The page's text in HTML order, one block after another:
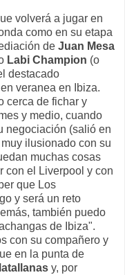
volverá a jugar en
como en su etapa
de Juan Mesa
Labi Champion (o
destacado
veranea en Ibiza.
cerca de fichar y
y medio, cuando
negociación (salió en
ilusionado con su
muchas cosas
con el Liverpool y con
que Los
y será un reto
también puedo
de Ibiza".
con su compañero y
en la punta de
y, por